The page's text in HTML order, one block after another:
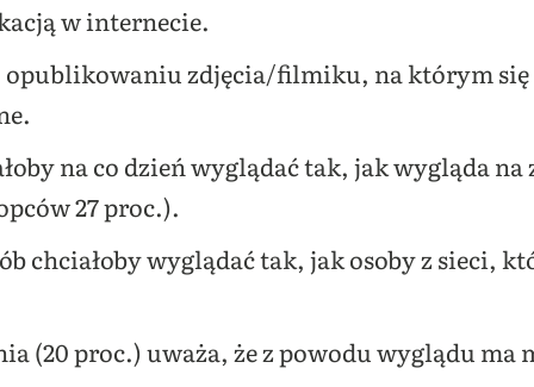
w internecie.
opublikowaniu zdjęcia/filmiku, na którym się
na co dzień wyglądać tak, jak wygląda
27 proc.).
chciałoby wyglądać tak, jak osoby z sieci,
(20 proc.) uważa, że z powodu wyglądu ma